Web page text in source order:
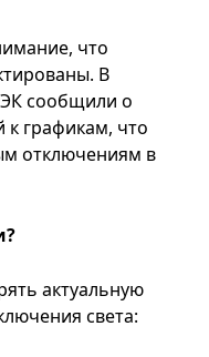
что
В
сообщили о
графикам, что
отключениям в
актуальную
света: